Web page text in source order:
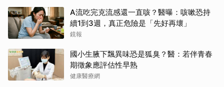
A流吃完克流感還一直咳？醫曝：咳嗽恐持
續1到3週，真正危險是「先好再壞」
鏡報
國小生腋下飄異味恐是狐臭？醫：若伴青春
期徵象應評估性早熟
健康醫療網